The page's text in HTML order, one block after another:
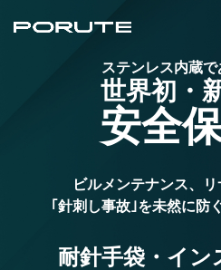
世界
ステンレス
安全性とパフ
変革を
サス
ステンレス内蔵
世界初・
安全
ビルメンテナンス、
｢針刺し事故｣を未然に防
耐針手袋・イン
世界初
エイ
ブーツインナーに
もしウエーディング中
アングラーの脚